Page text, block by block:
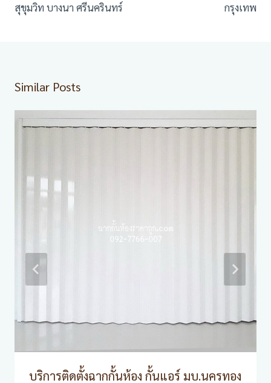
สุขุมวิท บางนา ศรีนครินทร์
กรุงเทพ
Similar Posts
บริการติดตั้งฉากกั้นห้อง กั้นแอร์ มบ.นครทอง